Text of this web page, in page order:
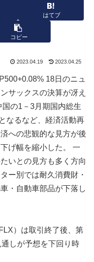
はてブ
コピー
2023.04.19 2023.04.25
18日のニュ
サックスの決算が冴え
の1－3月期国内総生
なるなど、経済活動再
への悲観的な見方が後
げ幅を縮小した。 一
いとの見方も多く方向
ー別では耐久消費財・
・自動車部品が下落し
）は取引終了後、第
しが予想を下回り時